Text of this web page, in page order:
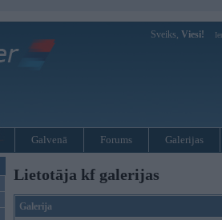
Sveiks, Viesi!
Galvenā Forums Galerijas
Lietotāja kf galerijas
Galerija